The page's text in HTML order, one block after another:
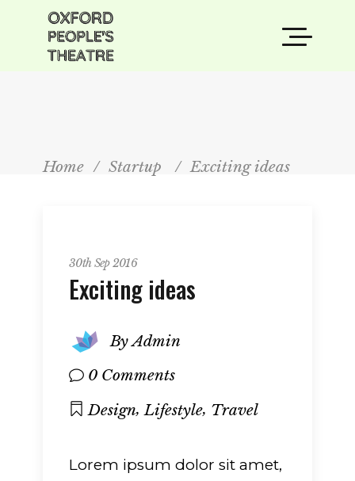
Home / Startup / Exciting ideas
30th Sep 2016
Exciting ideas
By Admin
0 Comments
Design, Lifestyle, Travel
Lorem ipsum dolor sit amet,